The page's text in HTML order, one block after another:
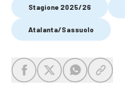
Stagione 2025/26
Atalanta/Sassuolo